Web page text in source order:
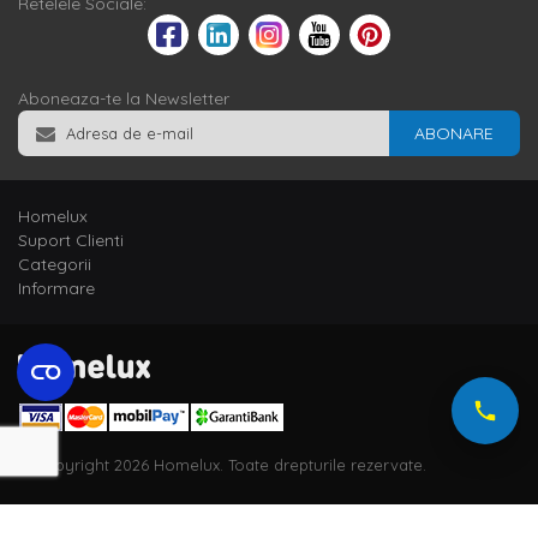
Aboneaza-te la Newsletter
ABONARE
Homelux
Suport Clienti
Categorii
Informare
© Copyright 2026 Homelux. Toate drepturile rezervate.